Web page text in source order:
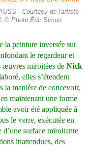
- Courtesy de l'artiste
© Photo Éric Simon
la peinture inversée sur
le regardeur et
œuvres miroitées de Nick
elles s’étendent
la manière de concevoir,
maintenant une forme
avoir été appliquée à
le verre, exécutée en
surface miroitante
inattendues, des